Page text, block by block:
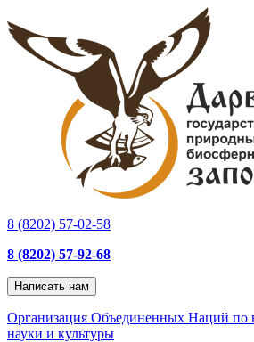
8 (8202) 57-02-58
8 (8202) 57-92-68
Написать нам
Организация Объединенных Наций по
науки и культуры